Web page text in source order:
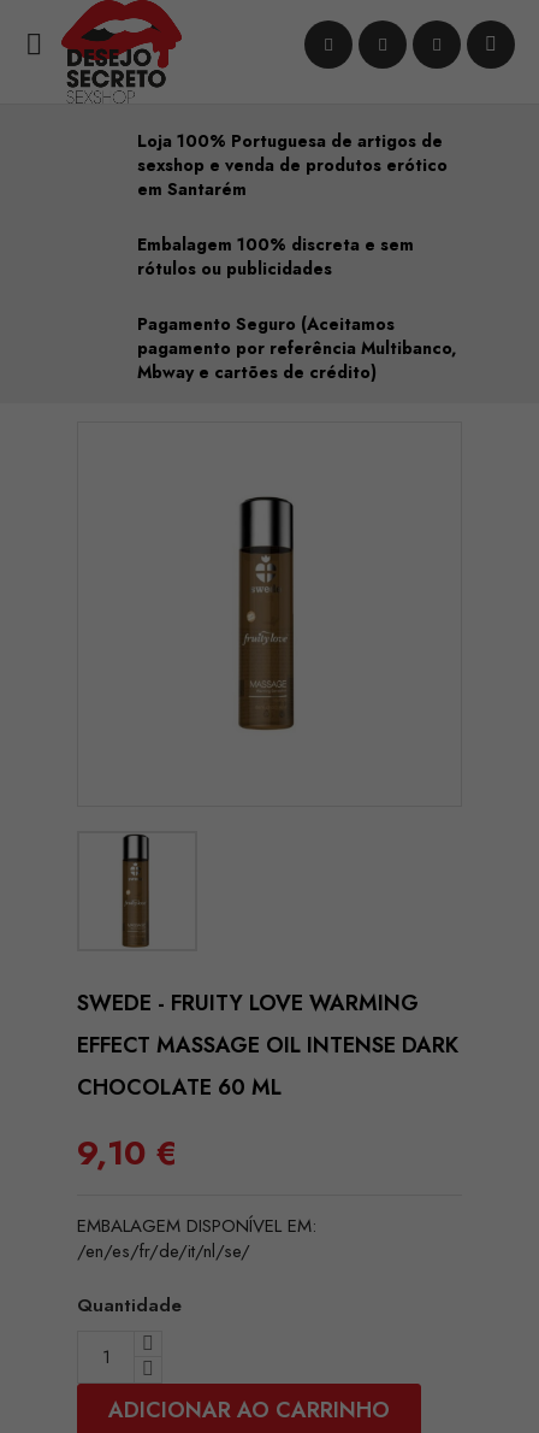

Loja 100% Portuguesa de artigos de
sexshop e venda de produtos erótico
em Santarém
Embalagem 100% discreta e sem
rótulos ou publicidades
Pagamento Seguro (Aceitamos
pagamento por referência Multibanco,
Mbway e cartões de crédito)
SWEDE - FRUITY LOVE WARMING
EFFECT MASSAGE OIL INTENSE DARK
CHOCOLATE 60 ML
9,10 €
EMBALAGEM DISPONÍVEL EM:
/en/es/fr/de/it/nl/se/
Quantidade
ADICIONAR AO CARRINHO